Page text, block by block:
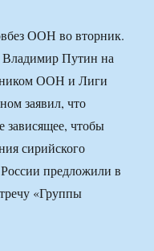
ООН во вторник.
Владимир Путин на
ООН и Лиги
заявил, что
зависящее, чтобы
сирийского
предложили в
«Группы